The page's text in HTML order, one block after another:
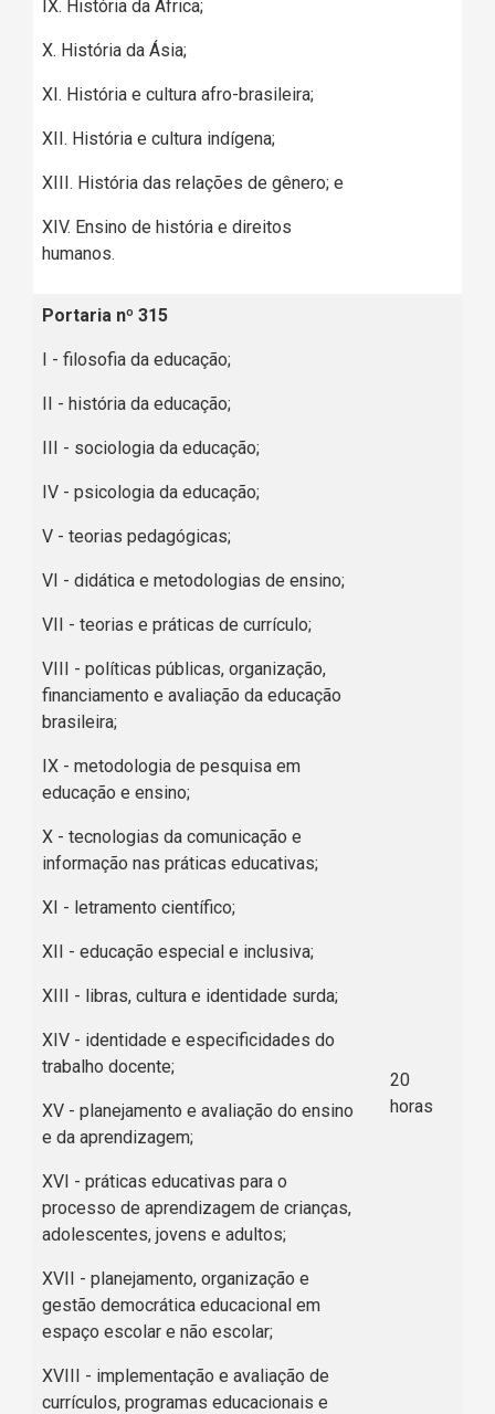
IX. História da África;
X. História da Ásia;
XI. História e cultura afro-brasileira;
XII. História e cultura indígena;
XIII. História das relações de gênero; e
XIV. Ensino de história e direitos
humanos.
Portaria nº 315
I - filosofia da educação;
II - história da educação;
III - sociologia da educação;
IV - psicologia da educação;
V - teorias pedagógicas;
VI - didática e metodologias de ensino;
VII - teorias e práticas de currículo;
VIII - políticas públicas, organização,
financiamento e avaliação da educação
brasileira;
IX - metodologia de pesquisa em
educação e ensino;
X - tecnologias da comunicação e
informação nas práticas educativas;
XI - letramento científico;
XII - educação especial e inclusiva;
XIII - libras, cultura e identidade surda;
XIV - identidade e especificidades do
trabalho docente;
XV - planejamento e avaliação do ensino
e da aprendizagem;
XVI - práticas educativas para o
processo de aprendizagem de crianças,
adolescentes, jovens e adultos;
XVII - planejamento, organização e
gestão democrática educacional em
espaço escolar e não escolar;
XVIII - implementação e avaliação de
currículos, programas educacionais e
20
horas